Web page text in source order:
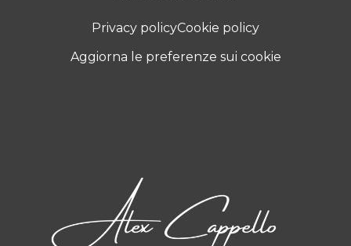
Privacy policyCookie policy
Aggiorna le preferenze sui cookie